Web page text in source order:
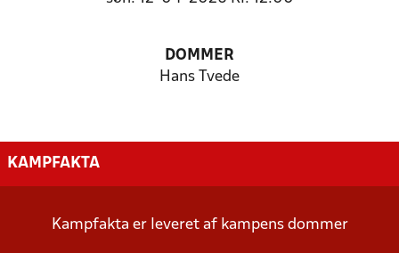
DOMMER
Hans Tvede
KAMPFAKTA
Kampfakta er leveret af kampens dommer